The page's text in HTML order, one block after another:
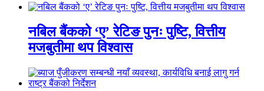
नबिल बैंकको ‘ए’ रेटिङ पुनः पुष्टि, वित्तीय
मजबुतीमा थप विश्वास